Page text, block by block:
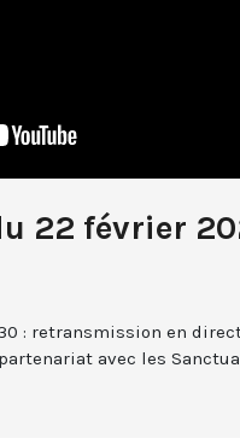
22 février
: retransmission en
avec les